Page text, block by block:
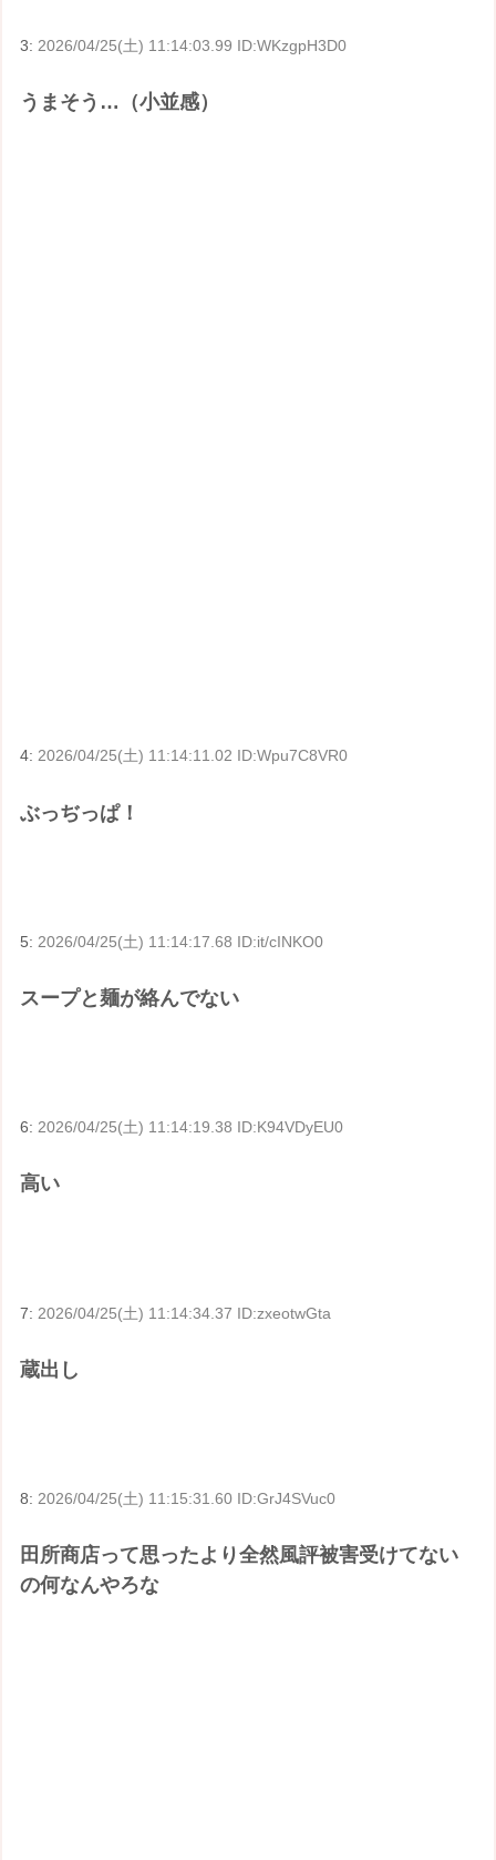
3: 2026/04/25(土) 11:14:03.99 ID:WKzgpH3D0
うまそう…（小並感）
4:2026/04/25(土) 11:14:11.02 ID:Wpu7C8VR0
ぶっぢっぱ！
5: 2026/04/25(土) 11:14:17.68 ID:it/cINKO0
スープと麺が絡んでない
6: 2026/04/25(土) 11:14:19.38 ID:K94VDyEU0
高い
7: 2026/04/25(土) 11:14:34.37 ID:zxeotwGta
蔵出し
8: 2026/04/25(土) 11:15:31.60 ID:GrJ4SVuc0
田所商店って思ったより全然風評被害受けてない
の何なんやろな